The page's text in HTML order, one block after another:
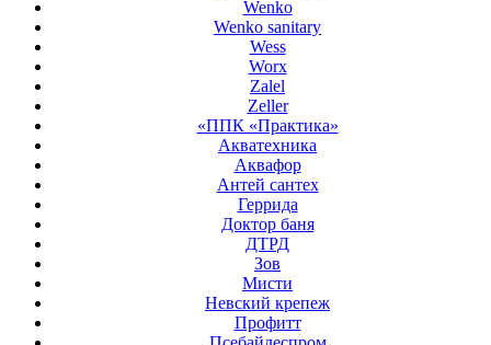
Wenko
Wenko sanitary
Wess
Worx
Zalel
Zeller
«ППК «Практика»
Акватехника
Аквафор
Антей сантех
Геррида
Доктор баня
ДТРД
Зов
Мисти
Невский крепеж
Профитт